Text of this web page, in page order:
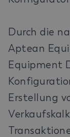
Durch die
Aptean
Equipment
Erstellung